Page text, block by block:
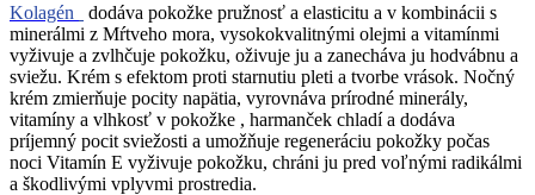
Kolagén
dodáva pokožke pružnosť a elasticitu a v kombinácii s
minerálmi z Mŕtveho mora, vysokokvalitnými olejmi a vitamínmi
vyživuje a zvlhčuje pokožku, oživuje ju a zanecháva ju hodvábnu a
sviežu. Krém s efektom proti starnutiu pleti a tvorbe vrások. Nočný
krém zmierňuje pocity napätia, vyrovnáva prírodné minerály,
vitamíny a vlhkosť v pokožke , harmanček chladí a dodáva
príjemný pocit sviežosti a umožňuje regeneráciu pokožky počas
noci Vitamín E vyživuje pokožku, chráni ju pred voľnými radikálmi
a škodlivými vplyvmi prostredia.